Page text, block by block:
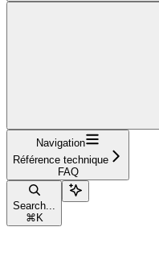
Navigation
Référence technique
FAQ
Search...
⌘ K